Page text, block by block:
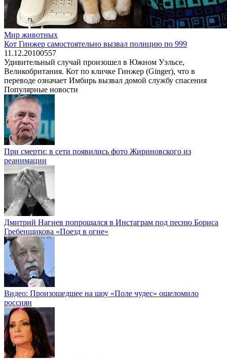
Мир животных
Кот Гинжер самостоятельно вызвал полицию по 999
11.12.20100557
Удивительный случай произошел в Южном Уэльсе,
Великобритания. Кот по кличке Гинжер (Ginger), что в
переводе означает Имбирь вызвал домой службу спасения
Популярные новости
При смерти: в сети появились фото Жириновского из
реанимации
Дмитрий Нагиев попрощался в Инстаграм под песню Бориса
Гребенщикова «Поезд в огне»
Видео: Произошедшее на шоу «Поле чудес» ошеломило
россиян